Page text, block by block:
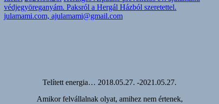
védjegyöreganyám. Paksról a Hergál Házból szeretettel.
julamami.com, ajulamami@gmail.com
Telített energia… 2018.05.27. -2021.05.27.
Amikor felvállalnak olyat, amihez nem értenek,